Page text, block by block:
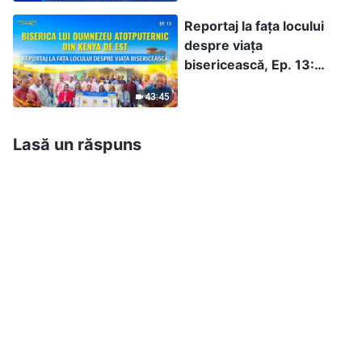
oameni
43:45
Reportaj la fața locului
despre viața
bisericească, Ep. 13:
Lasă un răspuns